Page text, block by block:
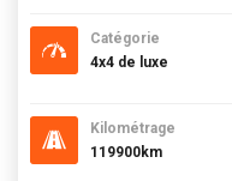
Catégorie
4x4 de luxe
Kilométrage
119900km